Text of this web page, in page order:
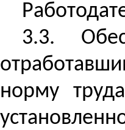
3.3.
норму